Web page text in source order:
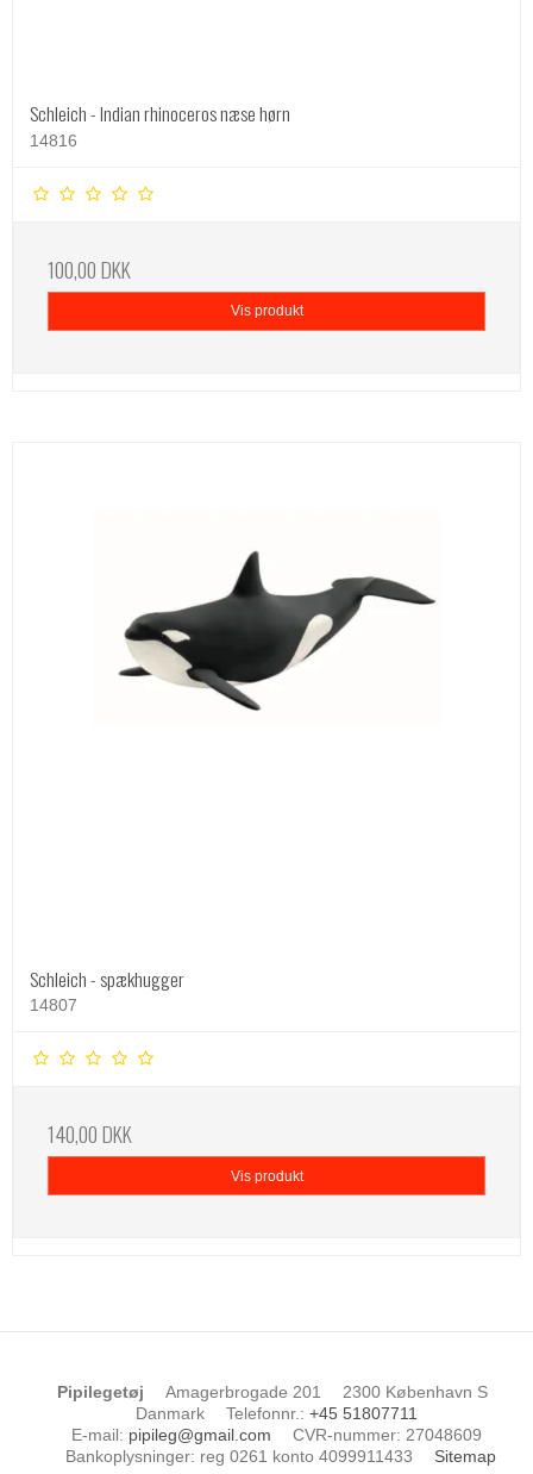
Schleich - Indian rhinoceros næse hørn
14816
100,00 DKK
Vis produkt
Schleich - spækhugger
14807
140,00 DKK
Vis produkt
Pipilegetøj Amagerbrogade 201
2300 København S
Danmark
Telefonnr.: +45 51807711
E-mail: pipileg@gmail.com CVR-nummer: 27048609
Bankoplysninger: reg 0261 konto 4099911433 Sitemap